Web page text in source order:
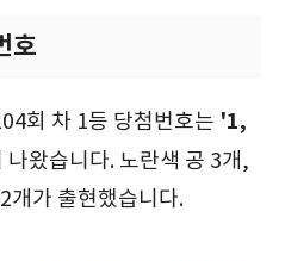
호
회 차 1등 당첨번호는 '1,
나왔습니다. 노란색 공 3개,
개가 출현했습니다.